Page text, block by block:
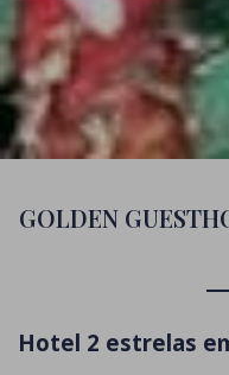
GOLDEN
Hotel 2 estrelas